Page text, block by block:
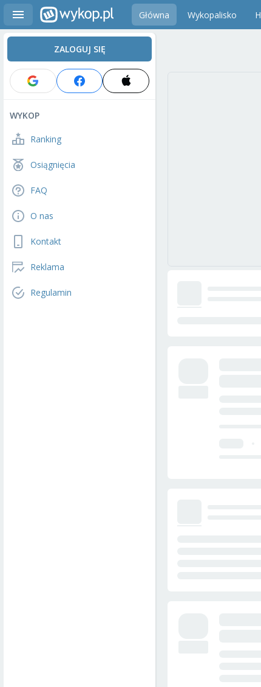
Główna Wykopalisko
ZALOGUJ SIĘ
WYKOP
Ranking
Osiągnięcia
FAQ
O nas
Kontakt
Reklama
Regulamin